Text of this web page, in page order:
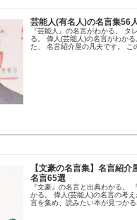
芸能人(有名人)の名言集56
『芸能人』の名言がわかる。 タ
る。 偉人(芸能人)の名言がわか
た、 名言紹介屋の凡夫です。 こ
【文豪の名言集】名言紹
名言65選
『文豪』の名言と出典わかる。
かる。 偉人(芸能人)の名言の考
言を集め、読みたい本が見つかる